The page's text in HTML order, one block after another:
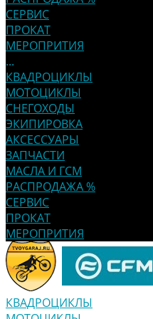
СЕРВИС
ПРОКАТ
МЕРОПРИТИЯ
...
КВАДРОЦИКЛЫ
МОТОЦИКЛЫ
СНЕГОХОДЫ
ЭКИПИРОВКА
АКСЕССУАРЫ
ЗАПЧАСТИ
МАСЛА И ГСМ
РАСПРОДАЖА %
СЕРВИС
ПРОКАТ
МЕРОПРИТИЯ
КВАДРОЦИКЛЫ